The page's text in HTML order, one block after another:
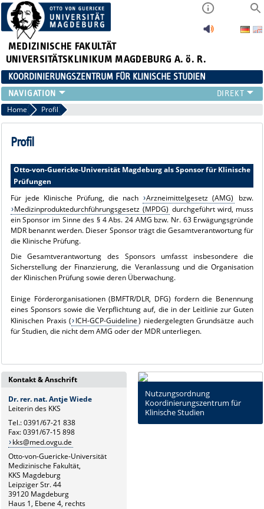
MEDIZINISCHE FAKULTÄT
UNIVERSITÄTSKLINIKUM MAGDEBURG A. ö. R.
KOORDINIERUNGSZENTRUM FÜR KLINISCHE STUDIEN
ÜBER UNS
LEISTUNGSSPEKTRUM
KLINISCHE STUDIEN DER UMMD
INTRANET
Home Profil
Profil
Otto-von-Guericke-Universität Magdeburg als Sponsor für Klinische
Prüfungen
Für jede Klinische Prüfung, die nach
Arzneimittelgesetz (AMG)
bzw.
Medizinproduktedurchführungsgesetz (MPDG) durchgeführt wird, muss
ein Sponsor im Sinne des § 4 Abs. 24 AMG bzw. Nr. 63 Erwägungsgründe
MDR benannt werden. Dieser Sponsor trägt die Gesamtverantwortung für
die Klinische Prüfung.
Die Gesamtverantwortung des Sponsors umfasst insbesondere die
Sicherstellung der Finanzierung, die Veranlassung und die Organisation
der Klinischen Prüfung sowie deren Überwachung.
Einige Förderorganisationen (BMFTR/DLR, DFG) fordern die Benennung
eines Sponsors sowie die Verpflichtung auf, die in der Leitlinie zur Guten
Klinischen Praxis ( ICH-GCP-Guideline) niedergelegten Grundsätze auch
für Studien, die nicht dem AMG oder der MDR unterliegen.
Kontakt & Anschrift
Dr. rer. nat. Antje Wiede
Leiterin des KKS
Tel.: 0391/67-21 838
Fax: 0391/67-15 898
kks@med.ovgu.de
Otto-von-Guericke-Universität
Medizinische Fakultät,
KKS Magdeburg
Leipziger Str. 44
39120 Magdeburg
Haus 1, Ebene 4, rechts
Nutzungsordnung
Koordinierungszentrum für
Klinische Studien